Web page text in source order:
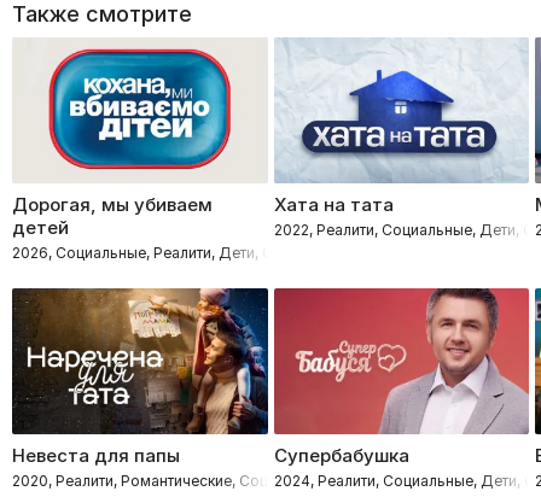
Также смотрите
Дорогая, мы убиваем
детей
2026, Социальные, Реалити, Дети, Семейные
Хата на тата
2022, Реалити, Социальные, Дети,
Невеста для папы
2020, Реалити, Романтические, Социальные, Дети, Семейные
Супербабушка
2024, Реалити, Социальные, Дети,